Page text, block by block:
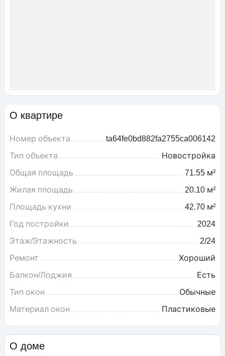
О квартире
Номер объекта
ta64fe0bd882fa2755ca006142
Тип объекта
Новостройка
Общая площадь
71.55 м²
Жилая площадь
20.10 м²
Площадь кухни
42.70 м²
Год постройки
2024
Этаж/Этажность
2/24
Ремонт
Хороший
Балкон/Лоджия
Есть
Тип окон
Обычные
Материал окон
Пластиковые
О доме